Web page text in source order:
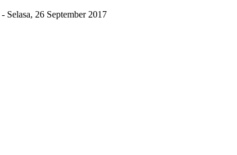
- Selasa, 26 September 2017